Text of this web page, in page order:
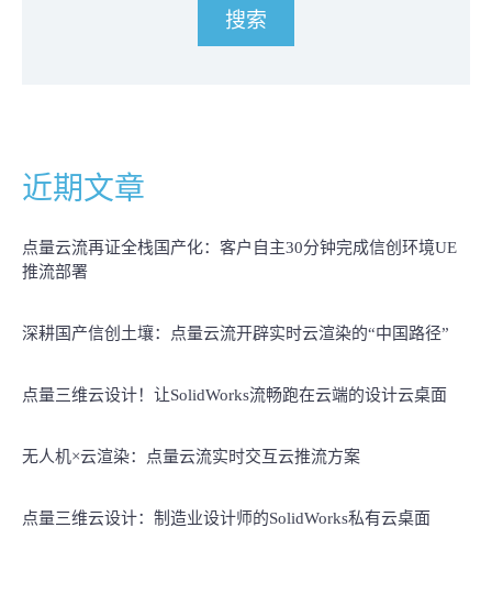
近期文章
点量云流再证全栈国产化：客户自主30分钟完成信创环境UE
推流部署
深耕国产信创土壤：点量云流开辟实时云渲染的“中国路径”
点量三维云设计！让SolidWorks流畅跑在云端的设计云桌面
无人机×云渲染：点量云流实时交互云推流方案
点量三维云设计：制造业设计师的SolidWorks私有云桌面